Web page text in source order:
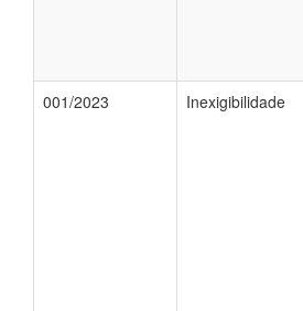
001/2023 Inexigibilidade